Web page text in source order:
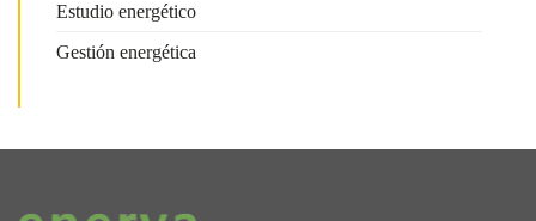
Estudio energético
Gestión energética